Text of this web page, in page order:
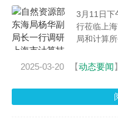
3月11日下
行莅临上
局和计算
2025-03-20 【动态要闻】